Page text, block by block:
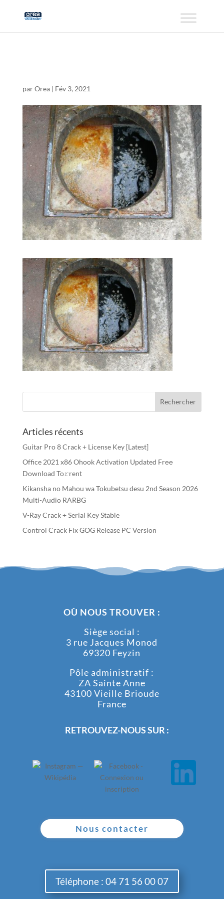
parOrea| Fév 3, 2021
Articles récents
Guitar Pro 8 Crack + License Key [Latest]
Office 2021 x86 Ohook Activation Updated Frее
Download To𝚛rent
Kikansha no Mahou wa Tokubetsu desu 2nd Season 2026
Multi-Audio RARBG
V-Ray Crack + Serial Key Stable
Control Crack Fix GOG Release PC Version
OÙ NOUS TROUVER :
Siège social :
3 rue Jacques Monod
69320 Feyzin
Pôle administratif :
ZA Sainte Anne
43100 Vieille Brioude
France
RETROUVEZ-NOUS SUR :
Nous contacter
Téléphone : 04 71 56 00 07